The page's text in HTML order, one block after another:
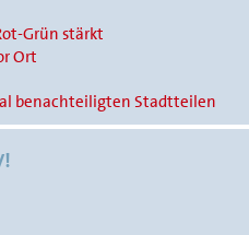
Grün stärkt
Ort
benachteiligten Stadtteilen